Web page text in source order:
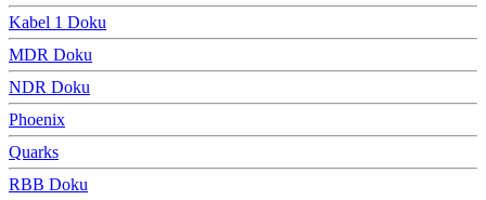
Kabel 1 Doku
MDR Doku
NDR Doku
Phoenix
Quarks
RBB Doku